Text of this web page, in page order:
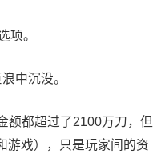
项。
中沉没。
额都超过了2100万刀，但
游戏），只是玩家间的资